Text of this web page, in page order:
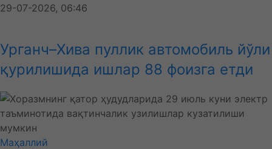
29-07-2026, 06:46
Урганч–Хива пуллик автомобиль йўли
қурилишида ишлар 88 фоизга етди
Маҳаллий